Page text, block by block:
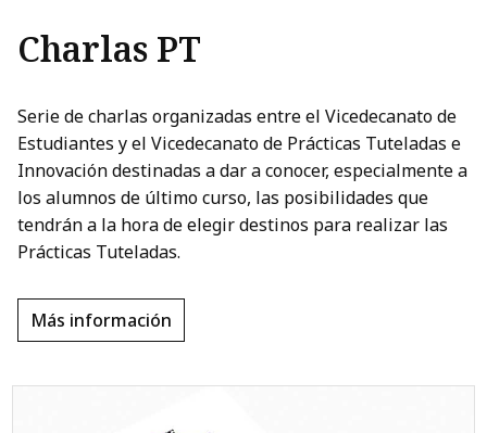
Charlas PT
Serie de charlas organizadas entre el Vicedecanato de
Estudiantes y el Vicedecanato de Prácticas Tuteladas e
Innovación destinadas a dar a conocer, especialmente a
los alumnos de último curso, las posibilidades que
tendrán a la hora de elegir destinos para realizar las
Prácticas Tuteladas.
Más información